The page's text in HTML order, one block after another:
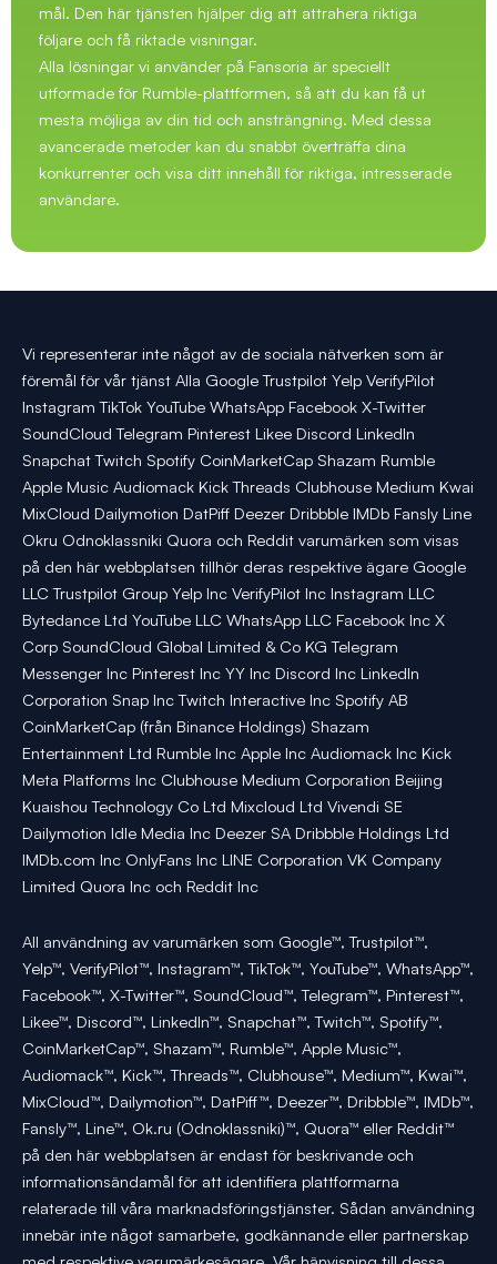
mål. Den här tjänsten hjälper dig att attrahera riktiga
följare och få riktade visningar.
Alla lösningar vi använder på Fansoria är speciellt
utformade för Rumble-plattformen, så att du kan få ut
mesta möjliga av din tid och ansträngning. Med dessa
avancerade metoder kan du snabbt överträffa dina
konkurrenter och visa ditt innehåll för riktiga, intresserade
användare.
Vi representerar inte något av de sociala nätverken som är
föremål för vår tjänst Alla Google Trustpilot Yelp VerifyPilot
Instagram TikTok YouTube WhatsApp Facebook X-Twitter
SoundCloud Telegram Pinterest Likee Discord LinkedIn
Snapchat Twitch Spotify CoinMarketCap Shazam Rumble
Apple Music Audiomack Kick Threads Clubhouse Medium Kwai
MixCloud Dailymotion DatPiff Deezer Dribbble IMDb Fansly Line
Okru Odnoklassniki Quora och Reddit varumärken som visas
på den här webbplatsen tillhör deras respektive ägare Google
LLC Trustpilot Group Yelp Inc VerifyPilot Inc Instagram LLC
Bytedance Ltd YouTube LLC WhatsApp LLC Facebook Inc X
Corp SoundCloud Global Limited & Co KG Telegram
Messenger Inc Pinterest Inc YY Inc Discord Inc LinkedIn
Corporation Snap Inc Twitch Interactive Inc Spotify AB
CoinMarketCap (från Binance Holdings) Shazam
Entertainment Ltd Rumble Inc Apple Inc Audiomack Inc Kick
Meta Platforms Inc Clubhouse Medium Corporation Beijing
Kuaishou Technology Co Ltd Mixcloud Ltd Vivendi SE
Dailymotion Idle Media Inc Deezer SA Dribbble Holdings Ltd
IMDb.com Inc OnlyFans Inc LINE Corporation VK Company
Limited Quora Inc och Reddit Inc
All användning av varumärken som Google™, Trustpilot™,
Yelp™, VerifyPilot™, Instagram™, TikTok™, YouTube™, WhatsApp™,
Facebook™, X-Twitter™, SoundCloud™, Telegram™, Pinterest™,
Likee™, Discord™, LinkedIn™, Snapchat™, Twitch™, Spotify™,
CoinMarketCap™, Shazam™, Rumble™, Apple Music™,
Audiomack™, Kick™, Threads™, Clubhouse™, Medium™, Kwai™,
MixCloud™, Dailymotion™, DatPiff™, Deezer™, Dribbble™, IMDb™,
Fansly™, Line™, Ok.ru (Odnoklassniki)™, Quora™ eller Reddit™
på den här webbplatsen är endast för beskrivande och
informationsändamål för att identifiera plattformarna
relaterade till våra marknadsföringstjänster. Sådan användning
innebär inte något samarbete, godkännande eller partnerskap